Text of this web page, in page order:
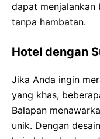
dapat menjalankan
tanpa hambatan.
Hotel dengan
Jika Anda ingin
yang khas,
Balapan
unik. Dengan